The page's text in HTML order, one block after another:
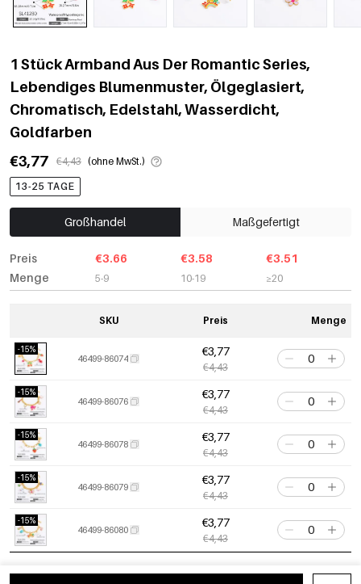
1 Stück Armband Aus Der Romantic Series,
Lebendiges Blumenmuster, Ölgeglasiert,
Chromatisch, Edelstahl, Wasserdicht,
Goldfarben
€3,77
€4,43 (ohne MwSt.)
13-25 TAGE
Großhandel Maßgefertigt
Preis
Menge
€3.66
5-9
€3.58
10-19
€3.51
≥20
SKU Preis Menge
-15%
46499-86074
€3,77
€4,43
-15%
46499-86076
€3,77
€4,43
-15%
46499-86078
€3,77
€4,43
-15%
46499-86079
€3,77
€4,43
-15%
46499-86080
€3,77
€4,43